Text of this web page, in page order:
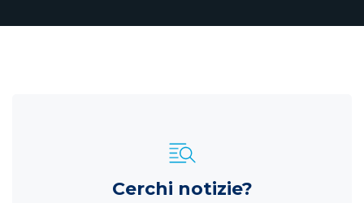
Cerchi notizie?